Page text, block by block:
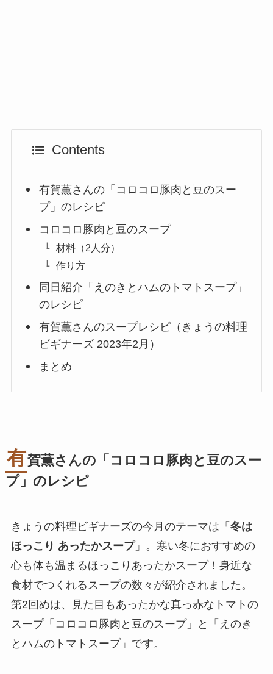
Contents
有賀薫さんの「コロコロ豚肉と豆のスー
プ」のレシピ
コロコロ豚肉と豆のスープ
材料（2人分）
作り方
同日紹介「えのきとハムのトマトスープ」
のレシピ
有賀薫さんのスープレシピ（きょうの料理
ビギナーズ 2023年2月）
まとめ
有賀薫さんの「コロコロ豚肉と豆のスー
プ」のレシピ
きょうの料理ビギナーズの今月のテーマは「 冬は
ほっこり あったかスープ」。寒い冬におすすめの
心も体も温まるほっこりあったかスープ！身近な
食材でつくれるスープの数々が紹介されました。
第2回めは、見た目もあったかな真っ赤なトマトの
スープ「コロコロ豚肉と豆のスープ」と「えのき
とハムのトマトスープ」です。